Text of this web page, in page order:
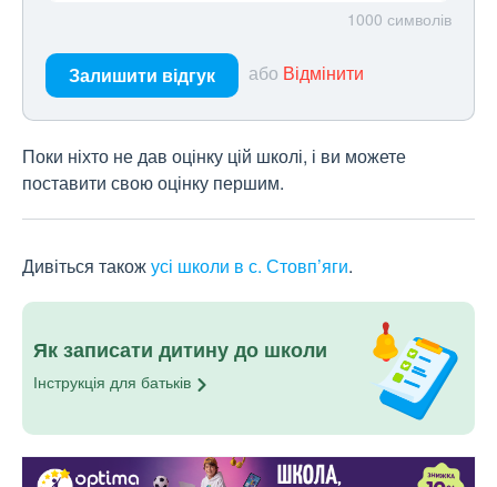
1000 символів
Залишити відгук або Відмінити
Поки ніхто не дав оцінку цій школі, і ви можете
поставити свою оцінку першим.
Дивіться такожусі школи в с. Стовп’яги.
Як записати дитину до школи
Інструкція для батьків